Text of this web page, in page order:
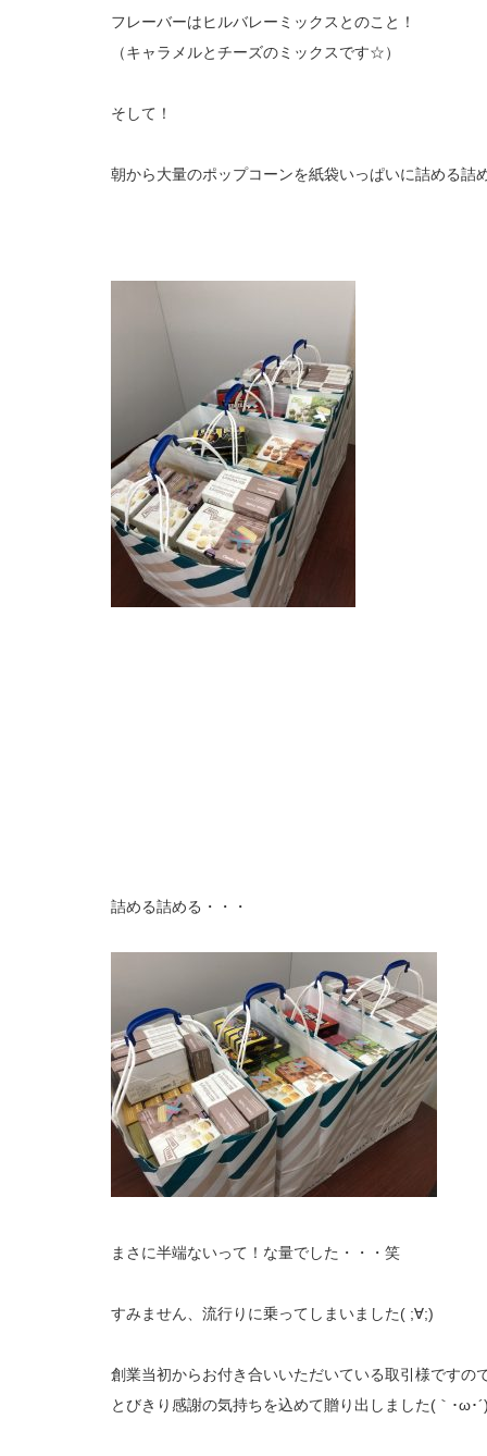
フレーバーはヒルバレーミックスとのこと！
（キャラメルとチーズのミックスです☆）
そして！
朝から大量のポップコーンを紙袋いっぱいに詰める詰
詰める詰める・・・
まさに半端ないって！な量でした・・・笑
すみません、流行りに乗ってしまいました( ;∀;)
創業当初からお付き合いいただいている取引様ですので
とびきり感謝の気持ちを込めて贈り出しました(｀･ω･´)